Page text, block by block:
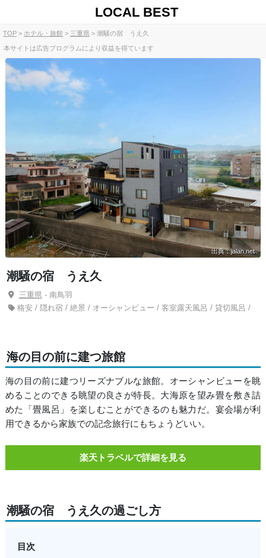
LOCAL BEST
TOP ホテル・旅館 三重県 潮騒の宿 うえ久
本サイトは広告プログラムにより収益を得ています
出典：jalan.net
潮騒の宿 うえ久
三重県- 南鳥羽
格安 / 隠れ宿 / 絶景 / オーシャンビュー / 客室露天風呂 / 貸切風呂 /
海の目の前に建つ旅館
海の目の前に建つリーズナブルな旅館。オーシャンビューを眺
めることのできる眺望の良さが特長。大海原を望み畳を敷き詰
めた「畳風呂」を楽しむことができるのも魅力だ。宴会場が利
用できるから家族での記念旅行にもちょうどいい。
楽天トラベルで詳細を見る
潮騒の宿 うえ久の過ごし方
目次